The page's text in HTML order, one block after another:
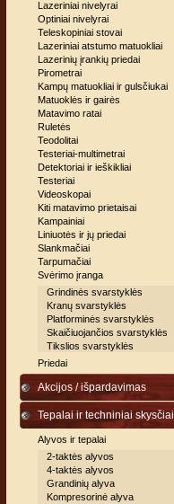
Lazeriniai nivelyrai
Optiniai nivelyrai
Teleskopiniai stovai
Lazeriniai atstumo matuokliai
Lazerinių įrankių priedai
Pirometrai
Kampų matuokliai ir gulsčiukai
Matuoklės ir gairės
Matavimo ratai
Ruletės
Teodolitai
Testeriai-multimetrai
Detektoriai ir ieškikliai
Testeriai
Videoskopai
Kiti matavimo prietaisai
Kampainiai
Liniuotės ir jų priedai
Slankmačiai
Tarpumačiai
Svėrimo įranga
Grindinės svarstyklės
Kranų svarstyklės
Platforminės svarstyklės
Skaičiuojančios svarstyklės
Tikslios svarstyklės
Priedai
Akcijos / išpardavimas
Tepalai ir techniniai skysčiai
Alyvos ir tepalai
2-taktės alyvos
4-taktės alyvos
Grandinių alyva
Kompresorinė alyva